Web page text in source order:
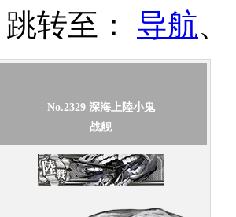
跳转至： 导航、
No.2329 深海上陸小鬼
战舰